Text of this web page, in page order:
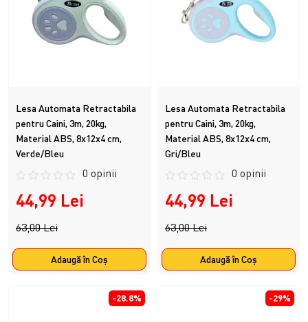
Lesa Automata Retractabila
pentru Caini, 3m, 20kg,
Material ABS, 8x12x4 cm,
Verde/Bleu
0 opinii
44,99 Lei
63,00 Lei
Adaugă în Coş
Lesa Automata Retractabila
pentru Caini, 3m, 20kg,
Material ABS, 8x12x4 cm,
Gri/Bleu
0 opinii
44,99 Lei
63,00 Lei
Adaugă în Coş
-28.8% -29%